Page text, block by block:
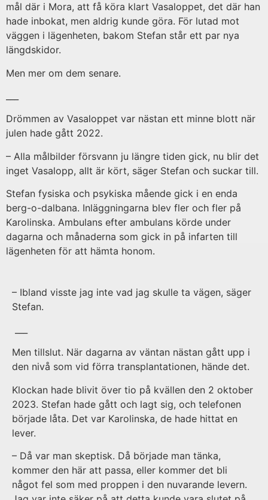
mål där i Mora, att få köra klart Vasaloppet, det där han
hade inbokat, men aldrig kunde göra. För lutad mot
väggen i lägenheten, bakom Stefan står ett par nya
längdskidor.
Men mer om dem senare.
Drömmen av Vasaloppet var nästan ett minne blott när
julen hade gått 2022.
– Alla målbilder försvann ju längre tiden gick, nu blir det
inget Vasalopp, allt är kört, säger Stefan och suckar till.
Stefan fysiska och psykiska mående gick i en enda
berg-o-dalbana. Inläggningarna blev fler och fler på
Karolinska. Ambulans efter ambulans körde under
dagarna och månaderna som gick in på infarten till
lägenheten för att hämta honom.
– Ibland visste jag inte vad jag skulle ta vägen, säger
Stefan.
Men tillslut. När dagarna av väntan nästan gått upp i
den nivå som vid förra transplantationen, hände det.
Klockan hade blivit över tio på kvällen den 2 oktober
2023. Stefan hade gått och lagt sig, och telefonen
började låta. Det var Karolinska, de hade hittat en
lever.
– Då var man skeptisk. Då började man tänka,
kommer den här att passa, eller kommer det bli
något fel som med proppen i den nuvarande levern.